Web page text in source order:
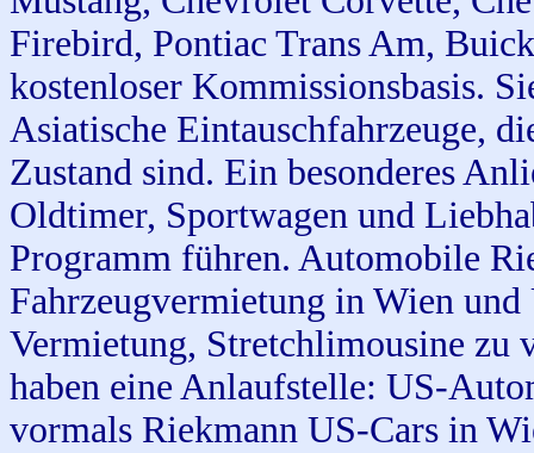
Firebird, Pontiac Trans Am,
kostenloser Kommissionsbasis.
Asiatische Eintauschfahrzeuge,
Zustand sind. Ein besonderes
Oldtimer, Sportwagen und
Programm führen. Automobile
Fahrzeugvermietung in Wien
Vermietung, Stretchlimousine
haben eine Anlaufstelle: US-
vormals Riekmann US-Cars in